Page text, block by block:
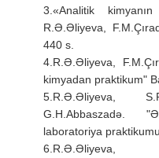
3.«Analitik
R.Ə.Əliyeva,
440 s.
4.R.Ə.Əliyeva,
kimyadan praktikum"
5.R.Ə.Əliyeva,
G.H.Abbaszadə.
laboratoriya
6.R.Ə.Əliyeva,